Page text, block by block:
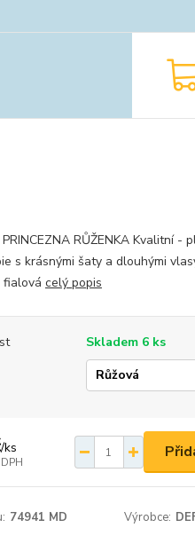
PRINCEZNA RŮŽENKA Kvalitní -
s krásnými šaty a dlouhými
fialová celý popis
Skladem 6 ks
/ks
74941 MD Výrobce: